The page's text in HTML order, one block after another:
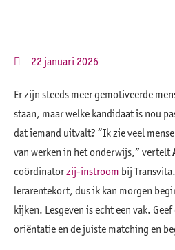
22 januari 2026
Er zijn steeds meer gemotiveerde
staan, maar welke kandidaat is nou
dat iemand uitvalt? “Ik zie veel
van werken in het onderwijs,” vertelt
coördinatorzij-instroom bij
lerarentekort, dus ik kan morgen
kijken. Lesgeven is echt een vak.
oriëntatie en de juiste matching en